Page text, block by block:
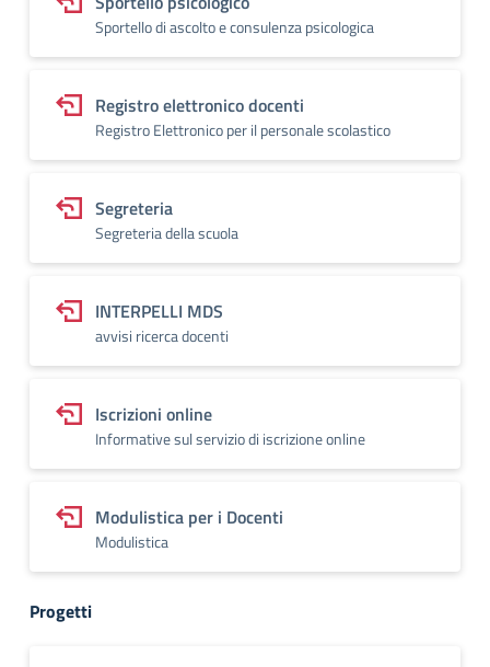
Sportello di ascolto e consulenza psicologica
Registro elettronico docenti
Registro Elettronico per il personale scolastico
Segreteria
Segreteria della scuola
INTERPELLI MDS
avvisi ricerca docenti
Iscrizioni online
Informative sul servizio di iscrizione online
Modulistica per i Docenti
Modulistica
Progetti